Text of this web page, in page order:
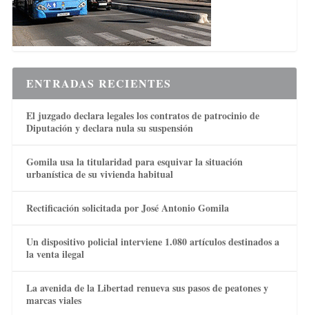
ENTRADAS RECIENTES
El juzgado declara legales los contratos de patrocinio de
Diputación y declara nula su suspensión
Gomila usa la titularidad para esquivar la situación
urbanística de su vivienda habitual
Rectificación solicitada por José Antonio Gomila
Un dispositivo policial interviene 1.080 artículos destinados a
la venta ilegal
La avenida de la Libertad renueva sus pasos de peatones y
marcas viales